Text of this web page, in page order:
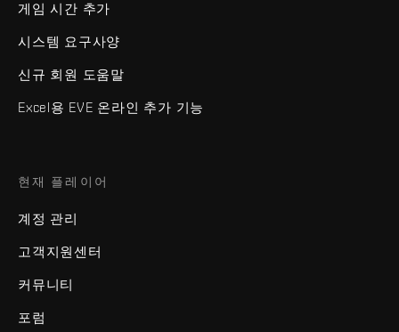
게임 시간 추가
시스템 요구사양
신규 회원 도움말
Excel용 EVE 온라인 추가 기능
현재 플레이어
계정 관리
고객지원센터
커뮤니티
포럼